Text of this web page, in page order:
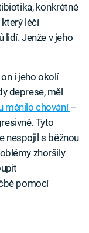
konkrétně
léčí
lidí. Jenže v jeho
i jeho okolí
deprese, měl
měnilo chování–
Tyto
nespojil s běžnou
zhoršily
pomocí